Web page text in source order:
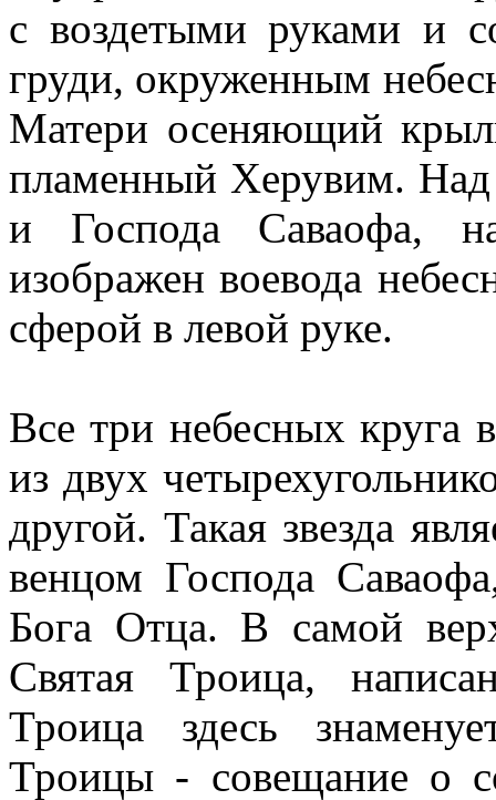
с воздетыми руками и
груди, окруженным
Матери осеняющий
пламенный Херувим.
и Господа Саваофа,
изображен воевода
сферой в левой руке.
Все три небесных круга
из двух
другой. Такая звезда
венцом Господа
Бога Отца. В самой
Святая Троица,
Троица здесь
Троицы - совещание о